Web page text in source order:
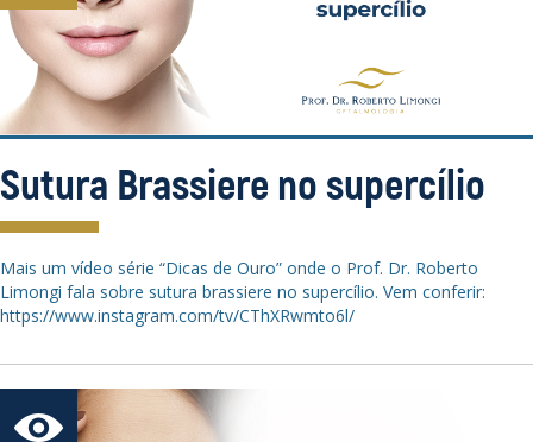
Sutura Brassiere no supercílio
Mais um vídeo série “Dicas de Ouro” onde o Prof. Dr. Roberto
Limongi fala sobre sutura brassiere no supercílio. Vem conferir:
https://www.instagram.com/tv/CThXRwmto6l/